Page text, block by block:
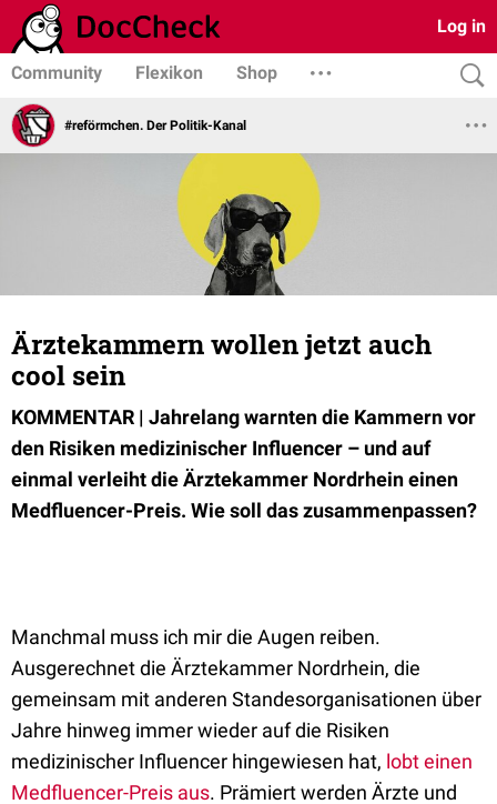
Log in
Community Flexikon Shop
#reförmchen. Der Politik-Kanal
Ärztekammern wollen jetzt auch
cool sein
KOMMENTAR | Jahrelang warnten die Kammern vor
den Risiken medizinischer Influencer – und auf
einmal verleiht die Ärztekammer Nordrhein einen
Medfluencer-Preis. Wie soll das zusammenpassen?
Manchmal muss ich mir die Augen reiben.
Ausgerechnet die Ärztekammer Nordrhein, die
gemeinsam mit anderen Standesorganisationen über
Jahre hinweg immer wieder auf die Risiken
medizinischer Influencer hingewiesen hat, lobt einen
Medfluencer-Preis aus. Prämiert werden Ärzte und